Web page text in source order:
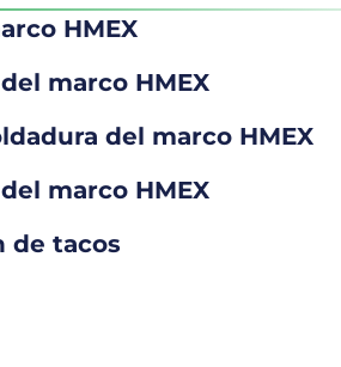
HMEX
marco HMEX
del marco HMEX
marco HMEX
de tacos